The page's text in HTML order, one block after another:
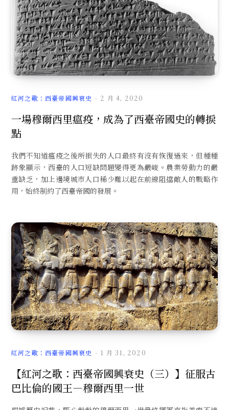
紅河之歌：西臺帝國興衰史 2 月 4, 2020
一場穆爾西里瘟疫，成為了西臺帝國史的轉捩
點
我們不知道瘟疫之後所損失的人口最終有沒有恢復過來，但種種
跡象顯示，西臺的人口短缺問題變得更為嚴峻。農業勞動力的嚴
重缺乏，加上邊境城市人口稀少難以起在前線阻擋敵人的戰略作
用，始終制約了西臺帝國的發展。
紅河之歌：西臺帝國興衰史 1 月 31, 2020
【紅河之歌：西臺帝國興衰史（三）】征服古
巴比倫的國王—穆爾西里一世